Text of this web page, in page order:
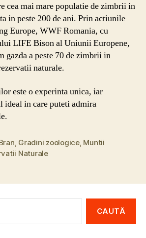
cea mai mare populatie de zimbrii in
in peste 200 de ani. Prin actiunile
Europe, WWF Romania, cu
LIFE Bison al Uniunii Europene,
gazda a peste 70 de zimbrii in
naturale.
este o experinta unica, iar
ideal in care puteti admira
, Gradini zoologice, Muntii
Naturale